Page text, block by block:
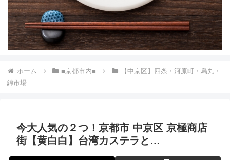
ホーム ■京都市内■
【中京区】四条・河原町・烏丸・
錦市場
今大人気の２つ！京都市 中京区 京極商店
街【黄白白】台湾カステラと…